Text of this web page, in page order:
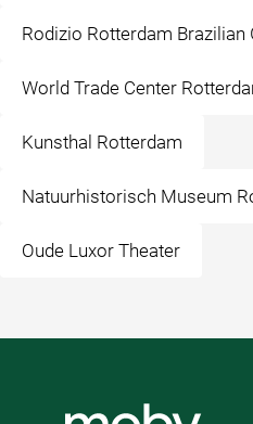
Rodizio Rotterdam Brazilian
World Trade Center
Kunsthal Rotterdam
Natuurhistorisch Museum
Oude Luxor Theater